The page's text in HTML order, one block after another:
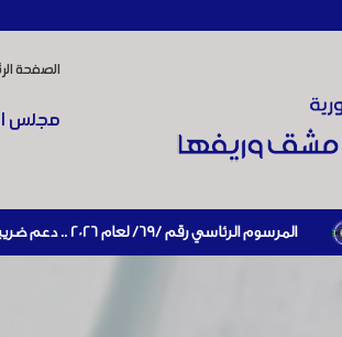
الصفحة
مجلس
المرسوم الرئاسي رقم /69/ لعام 2026 .. دعم ضريبي للمنشآت المتضررة في إطار مسار التعافي الاقتصادي وإعادة تنشيط الإنتاج